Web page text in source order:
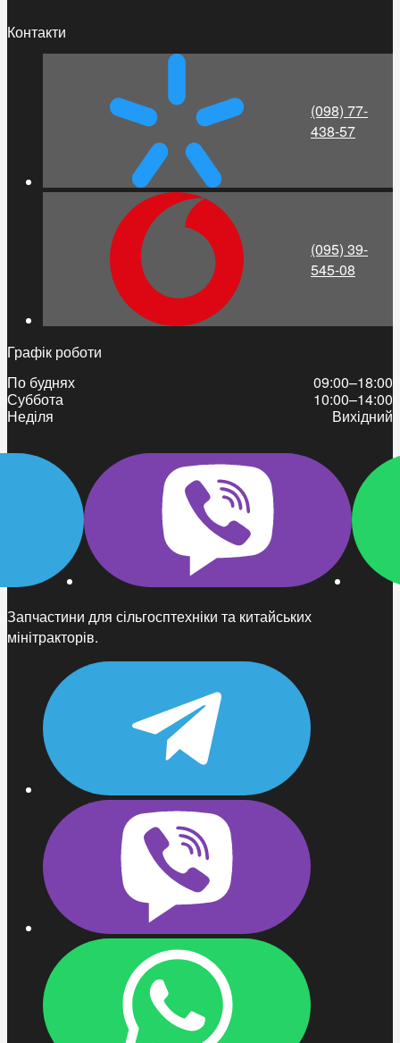
Запчастини для сільгосптехніки та китайських
мінітракторів.
Контакти
(098) 77-
438-57
(095) 39-
545-08
Графік роботи
По буднях
09:00–18:00
Суббота
10:00–14:00
Неділя
Вихідний